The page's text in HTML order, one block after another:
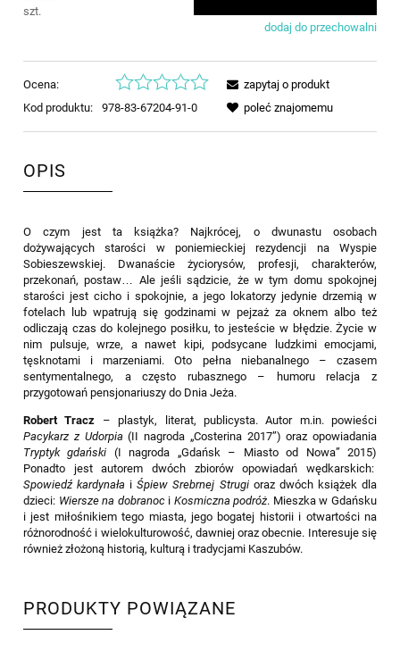
szt.
dodaj do przechowalni
Ocena:
Kod produktu:
978-83-67204-91-0
zapytaj o produkt
poleć znajomemu
OPIS
O czym jest ta książka? Najkrócej, o dwunastu osobach
dożywających starości w poniemieckiej rezydencji na Wyspie
Sobieszewskiej. Dwanaście życiorysów, profesji, charakterów,
przekonań, postaw… Ale jeśli sądzicie, że w tym domu spokojnej
starości jest cicho i spokojnie, a jego lokatorzy jedynie drzemią w
fotelach lub wpatrują się godzinami w pejzaż za oknem albo też
odliczają czas do kolejnego posiłku, to jesteście w błędzie. Życie w
nim pulsuje, wrze, a nawet kipi, podsycane ludzkimi emocjami,
tęsknotami i marzeniami. Oto pełna niebanalnego – czasem
sentymentalnego, a często rubasznego – humoru relacja z
przygotowań pensjonariuszy do Dnia Jeża.
Robert Tracz – plastyk, literat, publicysta. Autor m.in. powieści
Pacykarz z Udorpia (II nagroda „Costerina 2017”) oraz opowiadania
Tryptyk gdański (I nagroda „Gdańsk – Miasto od Nowa” 2015)
Ponadto jest autorem dwóch zbiorów opowiadań wędkarskich:
Spowiedź kardynała iŚpiew Srebrnej Strugioraz dwóch książek dla
dzieci: Wiersze na dobranoci Kosmiczna podróż. Mieszka w Gdańsku
i jest miłośnikiem tego miasta, jego bogatej historii i otwartości na
różnorodność i wielokulturowość, dawniej oraz obecnie. Interesuje się
również złożoną historią, kulturą i tradycjami Kaszubów.
PRODUKTY POWIĄZANE